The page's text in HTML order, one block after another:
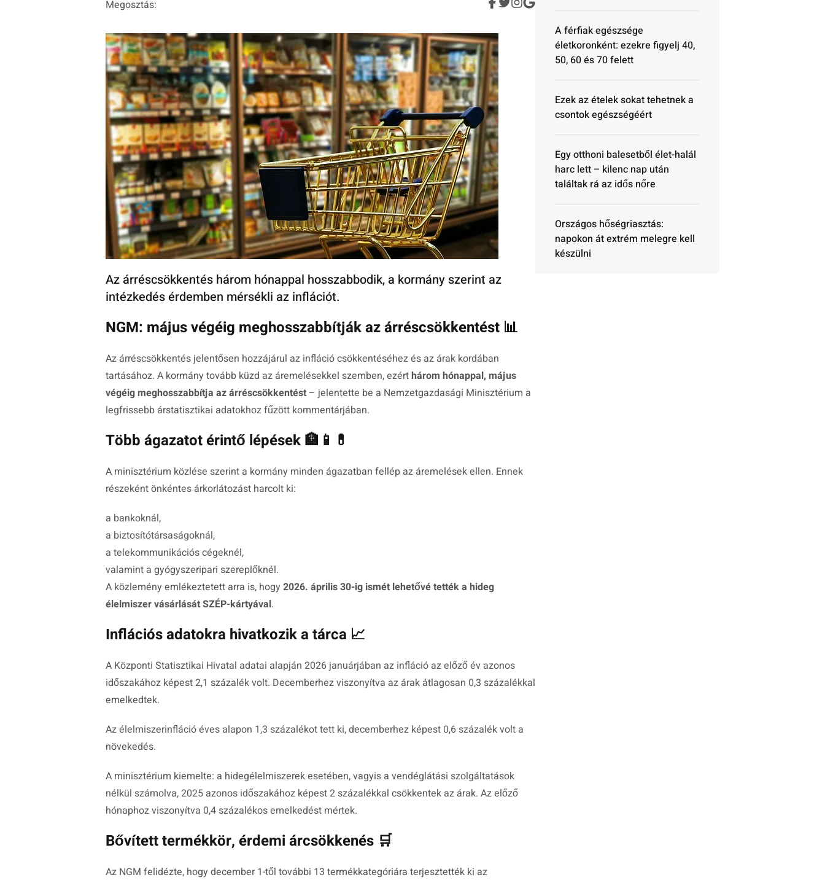
Megosztás:
Az árréscsökkentés három hónappal hosszabbodik, a kormány szerint az
intézkedés érdemben mérsékli az inflációt.
NGM: május végéig meghosszabbítják az árréscsökkentést 📊
Az árréscsökkentés jelentősen hozzájárul az infláció csökkentéséhez és az árak kordában
tartásához. A kormány tovább küzd az áremelésekkel szemben, ezérthárom hónappal, május
végéig meghosszabbítja az árréscsökkentést – jelentette be a Nemzetgazdasági Minisztérium a
legfrissebb árstatisztikai adatokhoz fűzött kommentárjában.
Több ágazatot érintő lépések 🏦📱💊
A minisztérium közlése szerint a kormány minden ágazatban fellép az áremelések ellen. Ennek
részeként önkéntes árkorlátozást harcolt ki:
a bankoknál,
a biztosítótársaságoknál,
a telekommunikációs cégeknél,
valamint a gyógyszeripari szereplőknél.
A közlemény emlékeztetett arra is, hogy 2026. április 30-ig ismét lehetővé tették a hideg
élelmiszer vásárlását SZÉP-kártyával.
Inflációs adatokra hivatkozik a tárca 📈
A Központi Statisztikai Hivatal adatai alapján 2026 januárjában az infláció az előző év azonos
időszakához képest 2,1 százalék volt. Decemberhez viszonyítva az árak átlagosan 0,3 százalékkal
emelkedtek.
Az élelmiszerinfláció éves alapon 1,3 százalékot tett ki, decemberhez képest 0,6 százalék volt a
növekedés.
A minisztérium kiemelte: a hidegélelmiszerek esetében, vagyis a vendéglátási szolgáltatások
nélkül számolva, 2025 azonos időszakához képest 2 százalékkal csökkentek az árak. Az előző
hónaphoz viszonyítva 0,4 százalékos emelkedést mértek.
Bővített termékkör, érdemi árcsökkenés 🛒
Az NGM felidézte, hogy december 1-től további 13 termékkategóriára terjesztették ki az
A férfiak egészsége
életkoronként: ezekre figyelj 40,
50, 60 és 70 felett
Ezek az ételek sokat tehetnek a
csontok egészségéért
Egy otthoni balesetből élet-halál
harc lett – kilenc nap után
találtak rá az idős nőre
Országos hőségriasztás:
napokon át extrém melegre kell
készülni